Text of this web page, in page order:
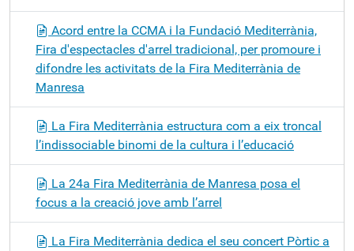
Acord entre la CCMA i la Fundació Mediterrània,
Fira d'espectacles d'arrel tradicional, per promoure i
difondre les activitats de la Fira Mediterrània de
Manresa
La Fira Mediterrània estructura com a eix troncal
l’indissociable binomi de la cultura i l’educació
La 24a Fira Mediterrània de Manresa posa el
focus a la creació jove amb l’arrel
La Fira Mediterrània dedica el seu concert Pòrtic a